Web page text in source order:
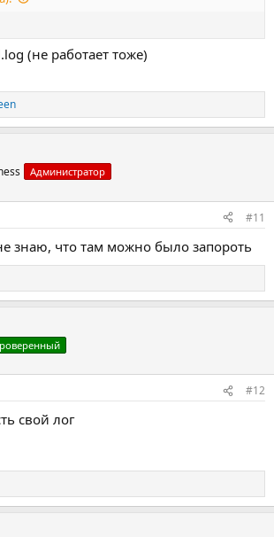
(не работает тоже)
Администратор
#11
знаю, что там можно было запороть
#12
свой лог